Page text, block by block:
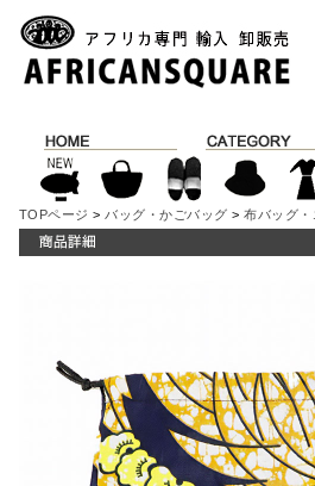
TOPページ > バッグ・かごバッグ >布バッグ・